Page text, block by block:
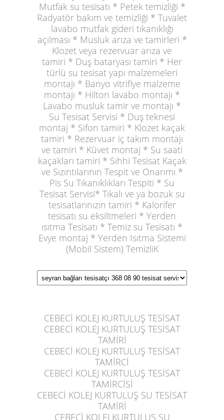
Mutfak su tesisatı * Petek temizliği *
Radyatör bakım ve temizliği * Tuvalet
lavabo mutfak gideri tıkanıklığı
açılması * Musluk arıza ve tamirleri *
Klozet veya rezervuar arıza ve
tamiri * Duş bataryası tamiri * Her
türlü su tesisat yapı malzemeleri
montajı * Banyo vitrifiye malzeme
montajı * Hilton lavabo montajı *
Lavabo musluk tamir ve montajı *
Su Tesisat Servisi * Duş teknesi
montaj * Sifon tamiri * Klozet kaçak
tamiri * Rezervuar iç takım montajı
ve tamiri * Küvet montaj * Su saati
kaçakları tamiri * Sıhhi Tesisat Kaçak
ve Sızıntılarının Tespit ve Onarımı *
Pis Su Tıkanıklıkları Tespiti * Su
Tesisat Servisi* Tıkalı ve ya bozuk su
tesisatlarınızın tamiri * Kalorifer
tesisatı su eksiltmeleri * Yerden
ısıtma Tesisatı * Temiz su Tesisatı *
Evye montaj * Yerden Isıtma Sistemi
(Mobil Sistem) TemizliK
CEBECİ KOLEJ KURTULUŞ TESİSAT
CEBECİ KOLEJ KURTULUŞ TESİSAT
TAMİRİ
CEBECİ KOLEJ KURTULUŞ TESİSAT
TAMİRCİ
CEBECİ KOLEJ KURTULUŞ TESİSAT
TAMİRCİSİ
CEBECİ KOLEJ KURTULUŞ SU TESİSAT
TAMİRİ
CEBECİ KOLEJ KURTULUŞ SU